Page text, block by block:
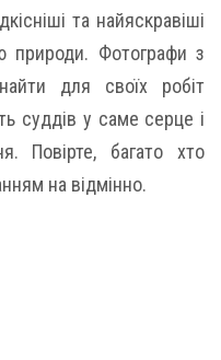
та найяскравіші
природи. Фотографи з
для своїх робіт
суддів у саме серце і
Повірте, багато хто
на відмінно.